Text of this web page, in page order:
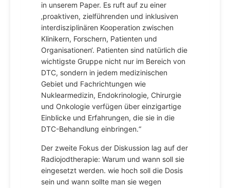
in unserem Paper. Es ruft auf zu einer
‚proaktiven, zielführenden und inklusiven
interdisziplinären Kooperation zwischen
Klinikern, Forschern, Patienten und
Organisationen‘. Patienten sind natürlich die
wichtigste Gruppe nicht nur im Bereich von
DTC, sondern in jedem medizinischen
Gebiet und Fachrichtungen wie
Nuklearmedizin, Endokrinologie, Chirurgie
und Onkologie verfügen über einzigartige
Einblicke und Erfahrungen, die sie in die
DTC-Behandlung einbringen.“
Der zweite Fokus der Diskussion lag auf der
Radiojodtherapie: Warum und wann soll sie
eingesetzt werden. wie hoch soll die Dosis
sein und wann sollte man sie wegen